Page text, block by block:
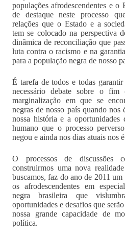
populações afrodescendentes e o
de destaque neste processo
relações que o Estado e a
tem se colocado na perspectiva
dinâmica de reconciliação que
luta contra o racismo e na
para a população negra de nosso
É tarefa de todos e todas
necessário debate sobre o fim
marginalização em que se
negras de nosso país quando nos
nossa história e a oportunidades
humano que o processo
negou e ainda nos dias atuais nos
O processos de discussões
construirmos uma nova
buscamos, faz do ano de 2011
os afrodescendentes em
negra brasileira que
oportunidades e desafios que
nossa grande capacidade de
política.